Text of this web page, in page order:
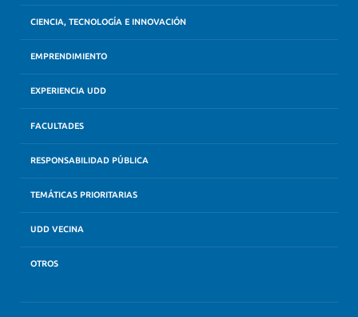
CIENCIA, TECNOLOGÍA E INNOVACIÓN
EMPRENDIMIENTO
EXPERIENCIA UDD
FACULTADES
RESPONSABILIDAD PÚBLICA
TEMÁTICAS PRIORITARIAS
UDD VECINA
OTROS